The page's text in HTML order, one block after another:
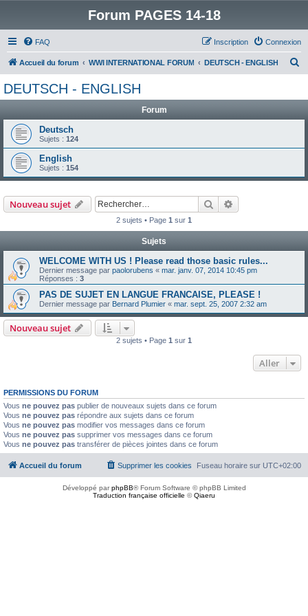
Forum PAGES 14-18
FAQ Connexion
Inscription
Accueil du forum WWI INTERNATIONAL FORUM DEUTSCH - ENGLISH
h
DEUTSCH - ENGLISH
Forum
Deutsch
Sujets : 124
English
Sujets : 154
Nouveau sujet Rechercher
2 sujets • Page 1 sur 1
Sujets
WELCOME WITH US ! Please read those basic rules...
Dernier message par paolorubens « mar. janv. 07, 2014 10:45 pm
Réponses : 3
PAS DE SUJET EN LANGUE FRANCAISE, PLEASE !
Dernier message par Bernard Plumier « mar. sept. 25, 2007 2:32 am
Nouveau sujet
2 sujets • Page 1 sur 1
Aller
PERMISSIONS DU FORUM
Vous ne pouvez pas publier de nouveaux sujets dans ce forum
Vous ne pouvez pas répondre aux sujets dans ce forum
Vous ne pouvez pas modifier vos messages dans ce forum
Vous ne pouvez pas supprimer vos messages dans ce forum
Vous ne pouvez pas transférer de pièces jointes dans ce forum
Accueil du forum Fuseau horaire sur UTC+02:00
Supprimer les cookies
Développé parphpBB® Forum Software © phpBB Limited
Traduction française officielle ©Qiaeru